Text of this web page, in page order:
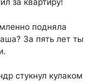
за квартиру!
подняла
За пять лет ты
стукнул кулаком